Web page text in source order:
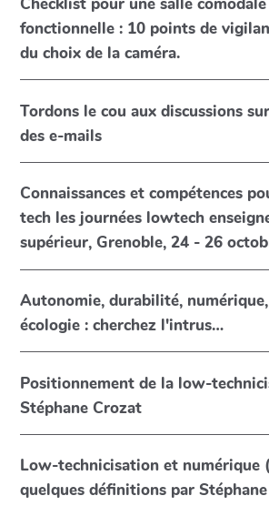
Checklist pour une salle
fonctionnelle : 10 points de
du choix de la caméra.
Tordons le cou aux discussions
des e-mails
Connaissances et compétences
tech les journées lowtech
supérieur, Grenoble, 24 - 26
Autonomie, durabilité,
écologie : cherchez l'intrus…
Positionnement de la low-
Stéphane Crozat
Low-technicisation et numérique
quelques définitions par